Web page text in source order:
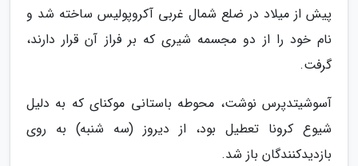
پیش از میلاد در ضلع شمال غربی آکروپولیس ساخته شد و
نام خود را از دو مجسمه شیری که بر فراز آن قرار دارند،
گرفت.
آسوشیتدپرس نوشت، محوطه باستانی موکنای که به دلیل
شیوع کرونا تعطیل بود، از دیروز (سه شنبه) به روی
بازدیدکنندگان باز شد.